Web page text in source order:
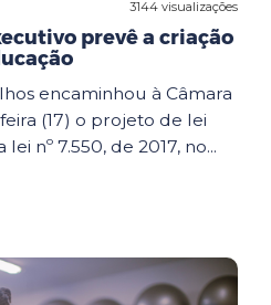
3144 visualizações
prevê a criação
encaminhou à Câmara
(17) o projeto de lei
nº 7.550, de 2017, no...